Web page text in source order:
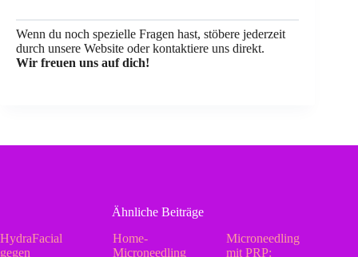
Wenn du noch spezielle Fragen hast, stöbere jederzeit
durch unsere Website oder kontaktiere uns direkt.
Wir freuen uns auf dich!
Ähnliche Beiträge
HydraFacial
gegen
Home-
Microneedling
Microneedling
mit PRP: